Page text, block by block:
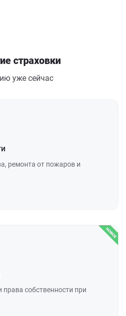
страховки
уже сейчас
ремонта от пожаров и
собственности при